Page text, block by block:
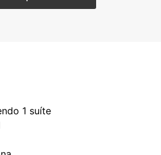
1 suíte